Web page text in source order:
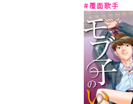
覆面歌手